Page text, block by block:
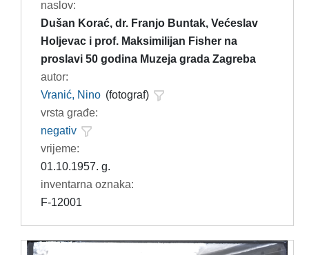
naslov:
Dušan Korać, dr. Franjo Buntak, Većeslav
Holjevac i prof. Maksimilijan Fisher na
proslavi 50 godina Muzeja grada Zagreba
autor:
Vranić, Nino (fotograf)
vrsta građe:
negativ
vrijeme:
01.10.1957. g.
inventarna oznaka:
F-12001